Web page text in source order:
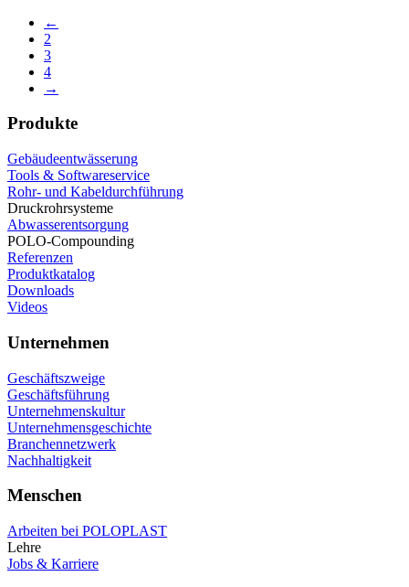
←
2
3
4
→
Produkte
Gebäudeentwässerung
Tools & Softwareservice
Rohr- und Kabeldurchführung
Druckrohrsysteme
Abwasserentsorgung
POLO-Compounding
Referenzen
Produktkatalog
Downloads
Videos
Unternehmen
Geschäftszweige
Geschäftsführung
Unternehmenskultur
Unternehmensgeschichte
Branchennetzwerk
Nachhaltigkeit
Menschen
Arbeiten bei POLOPLAST
Lehre
Jobs & Karriere